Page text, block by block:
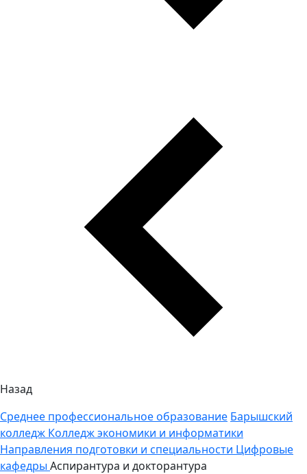
Назад
Среднее профессиональное образование Барышский
колледж Колледж экономики и информатики
Направления подготовки и специальности Цифровые
кафедры Аспирантура и докторантура